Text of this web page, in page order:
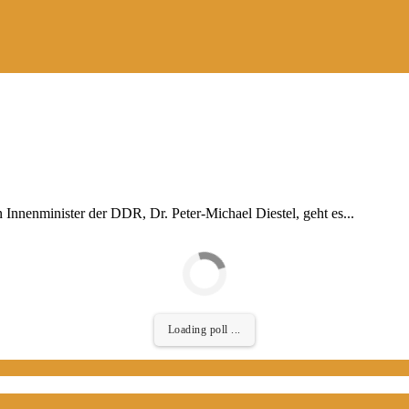
der DDR, Dr. Peter-Michael Diestel, geht es...
Loading poll ...